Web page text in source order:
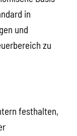
in
und
zu
festhalten,